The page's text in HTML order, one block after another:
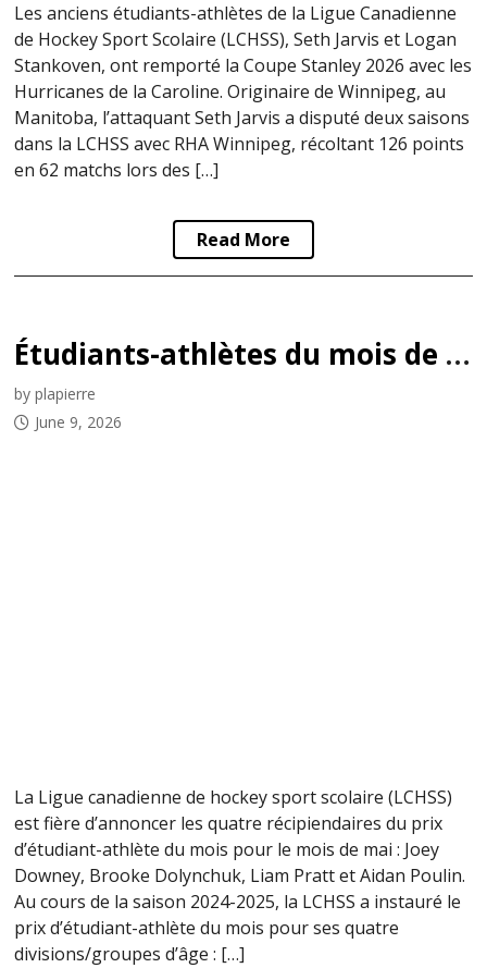
Les anciens étudiants-athlètes de la Ligue Canadienne
de Hockey Sport Scolaire (LCHSS), Seth Jarvis et Logan
Stankoven, ont remporté la Coupe Stanley 2026 avec les
Hurricanes de la Caroline. Originaire de Winnipeg, au
Manitoba, l’attaquant Seth Jarvis a disputé deux saisons
dans la LCHSS avec RHA Winnipeg, récoltant 126 points
en 62 matchs lors des […]
Read More
Étudiants-athlètes du mois de la LCHSS : mai 2026
by plapierre
June 9, 2026
La Ligue canadienne de hockey sport scolaire (LCHSS)
est fière d’annoncer les quatre récipiendaires du prix
d’étudiant-athlète du mois pour le mois de mai : Joey
Downey, Brooke Dolynchuk, Liam Pratt et Aidan Poulin.
Au cours de la saison 2024-2025, la LCHSS a instauré le
prix d’étudiant-athlète du mois pour ses quatre
divisions/groupes d’âge : […]